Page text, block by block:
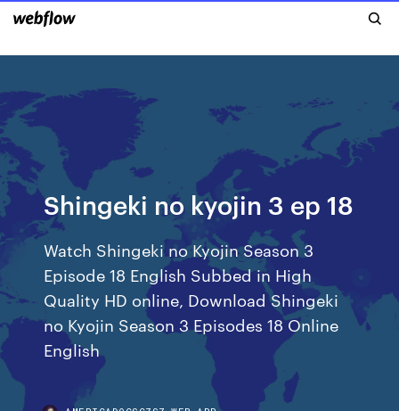
Shingeki no kyojin 3 ep 18
Watch Shingeki no Kyojin Season 3
Episode 18 English Subbed in High
Quality HD online, Download Shingeki
no Kyojin Season 3 Episodes 18 Online
English